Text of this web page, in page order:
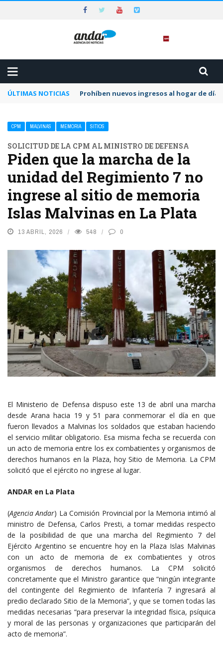
ÚLTIMAS NOTICIAS Prohíben nuevos ingresos al hogar de día
CPM MALVINAS MEMORIA SITIOS
SOLICITUD DE LA CPM AL MINISTRO DE DEFENSA
Piden que la marcha de la
unidad del Regimiento 7 no
ingrese al sitio de memoria
Islas Malvinas en La Plata
13 ABRIL, 2026 548 0
El Ministerio de Defensa dispuso este 13 de abril una marcha
desde Arana hacia 19 y 51 para conmemorar el día en que
fueron llevados a Malvinas los soldados que estaban haciendo
el servicio militar obligatorio. Esa misma fecha se recuerda con
un acto de memoria entre los ex combatientes y organismos de
derechos humanos en la Plaza, hoy Sitio de Memoria. La CPM
solicitó que el ejército no ingrese al lugar.
ANDAR en La Plata
(Agencia Andar) La Comisión Provincial por la Memoria intimó al
ministro de Defensa, Carlos Presti, a tomar medidas respecto
de la posibilidad de que una marcha del Regimiento 7 del
Ejército Argentino se encuentre hoy en la Plaza Islas Malvinas
con un acto de memoria de ex combatientes y otros
organismos de derechos humanos. La CPM solicitó
concretamente que el Ministro garantice que “ningún integrante
del contingente del Regimiento de Infantería 7 ingresará al
predio declarado Sitio de la Memoria”, y que se tomen todas las
medidas necesarias “para preservar la integridad física, psíquica
y moral de las personas y organizaciones que participarán del
acto de memoria”.